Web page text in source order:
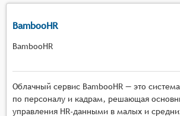
BambooHR
BambooHR
Облачный сервис BambooHR — это
по персоналу и кадрам, решающая
управления HR-данными в малых и